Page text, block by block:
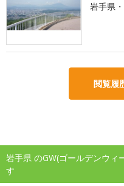
岩手県
閲覧履
岩手県 のGW(ゴールデンウィ
す